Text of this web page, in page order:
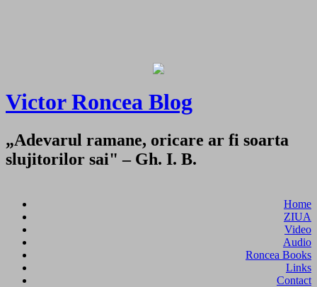
Victor Roncea Blog
„Adevarul ramane, oricare ar fi soarta
slujitorilor sai" – Gh. I. B.
Home
ZIUA
Video
Audio
Roncea Books
Links
Contact